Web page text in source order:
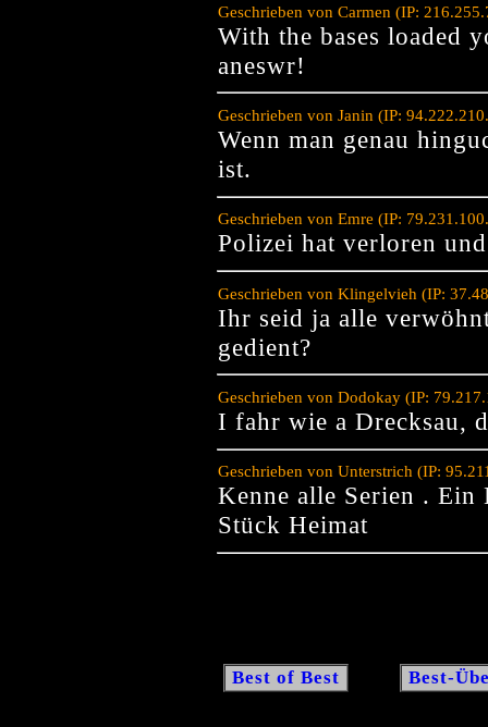
Geschrieben von Carmen (IP:
With the bases loaded
aneswr!
Geschrieben von Janin (IP:
Wenn man genau
ist.
Geschrieben von Emre (IP:
Polizei hat verloren
Geschrieben von Klingelvieh (IP:
Ihr seid ja alle
gedient?
Geschrieben von Dodokay (IP:
I fahr wie a Drecksau,
Geschrieben von Unterstrich (IP:
Kenne alle Serien .
Stück Heimat
Best of Best Best-